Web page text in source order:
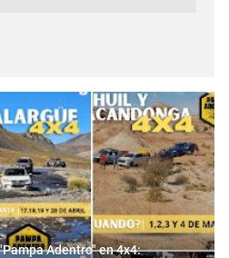
Adentro" en 4x4: